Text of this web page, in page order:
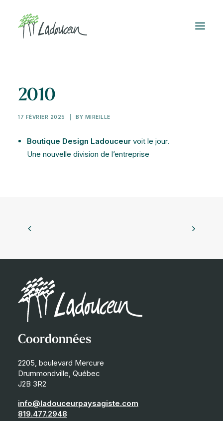
2010
17 FÉVRIER 2025 BY MIREILLE
Boutique Design Ladouceur voit le jour.
Une nouvelle division de l’entreprise
Coordonnées
2205, boulevard Mercure
Drummondville, Québec
J2B 3R2
info@ladouceurpaysagiste.com
819.477.2948